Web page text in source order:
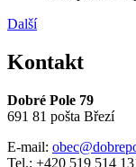
Další
Kontakt
Dobré Pole 79
691 81 pošta Březí
E-mail:
Tel.: +420 519 514